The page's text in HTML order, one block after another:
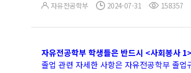
자유전공학부 2024-07-31 158357
자유전공학부 학생들은 반드시 <사회봉사
졸업 관련 자세한 사항은 자유전공학부 졸